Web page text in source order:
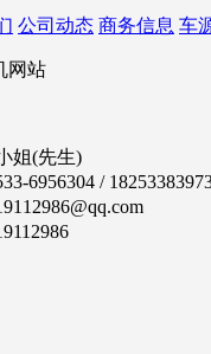
公司动态 商务信息 车
网站
姐(先生)
6956304 /